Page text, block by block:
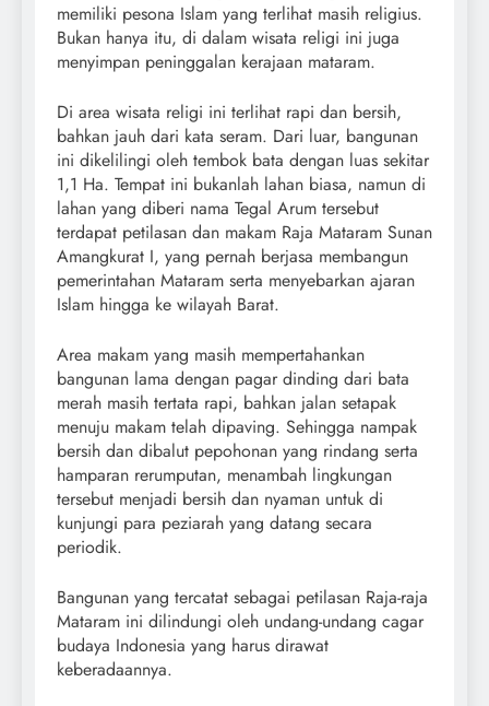
memiliki pesona Islam yang terlihat masih religius.
Bukan hanya itu, di dalam wisata religi ini juga
menyimpan peninggalan kerajaan mataram.
Di area wisata religi ini terlihat rapi dan bersih,
bahkan jauh dari kata seram. Dari luar, bangunan
ini dikelilingi oleh tembok bata dengan luas sekitar
1,1 Ha. Tempat ini bukanlah lahan biasa, namun di
lahan yang diberi nama Tegal Arum tersebut
terdapat petilasan dan makam Raja Mataram Sunan
Amangkurat I, yang pernah berjasa membangun
pemerintahan Mataram serta menyebarkan ajaran
Islam hingga ke wilayah Barat.
Area makam yang masih mempertahankan
bangunan lama dengan pagar dinding dari bata
merah masih tertata rapi, bahkan jalan setapak
menuju makam telah dipaving. Sehingga nampak
bersih dan dibalut pepohonan yang rindang serta
hamparan rerumputan, menambah lingkungan
tersebut menjadi bersih dan nyaman untuk di
kunjungi para peziarah yang datang secara
periodik.
Bangunan yang tercatat sebagai petilasan Raja-raja
Mataram ini dilindungi oleh undang-undang cagar
budaya Indonesia yang harus dirawat
keberadaannya.